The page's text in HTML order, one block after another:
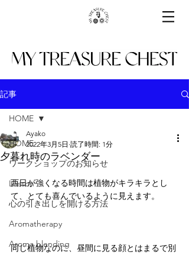
記事
HOME
ワークショップのお知らせ
Lesson
心の引き出しを開ける方法
Aromatherapy
Aroma blending
HOME
夕暮れ時のラベンダー
Ayako
2022年3月5日 読了時間: 1分
西日が強くなる時間は植物がキラキラとし
て、とても喜んでいるように見えます。
同じ植物なのに、昼間に見る顔とはまるで別